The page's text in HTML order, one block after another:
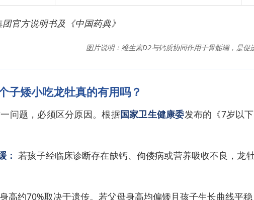
官方说明书及《中国药典》
图片说明：维生素D2与钙质协同作用于骨骺端，是促
子矮小吃龙牡真的有用吗？
问题，必须区分原因。根据国家卫生健康委发布的《7岁以
： 若孩子经临床诊断存在缺钙、佝偻病或营养吸收不良，龙
身高约70%取决于遗传。若父母身高均偏矮且孩子生长曲线平